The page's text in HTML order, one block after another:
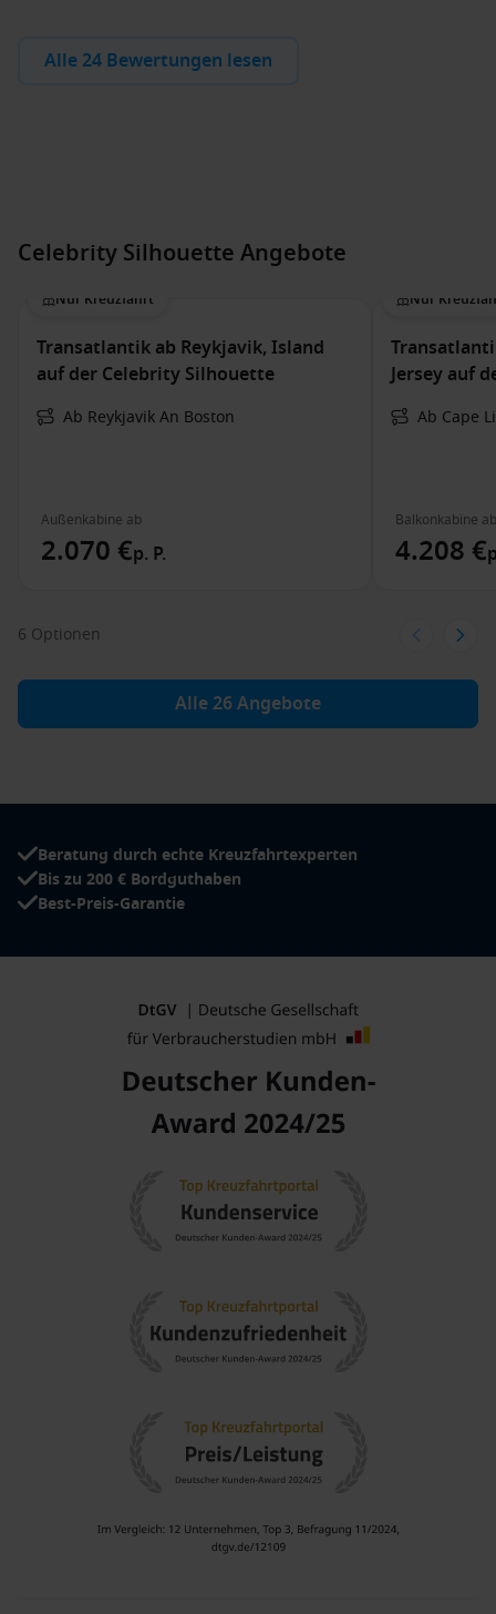
Alle 24 Bewertungen lesen
Celebrity Silhouette Angebote
Nur Kreuzfahrt
Transatlantik ab Reykjavik, Island
auf der Celebrity Silhouette
Ab Reykjavik An Boston
Außenkabine ab
2.070 €p. P.
Nur
Jersey auf
Ab Cape
Balkonkabine ab
4.208 €
6 Optionen
Alle 26 Angebote
Beratung durch echte Kreuzfahrtexperten
Bis zu 200 € Bordguthaben
Best-Preis-Garantie